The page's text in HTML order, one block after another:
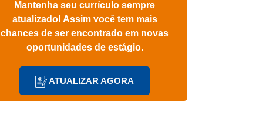
Mantenha seu currículo sempre
atualizado! Assim você tem mais
chances de ser encontrado em novas
oportunidades de estágio.
ATUALIZAR AGORA